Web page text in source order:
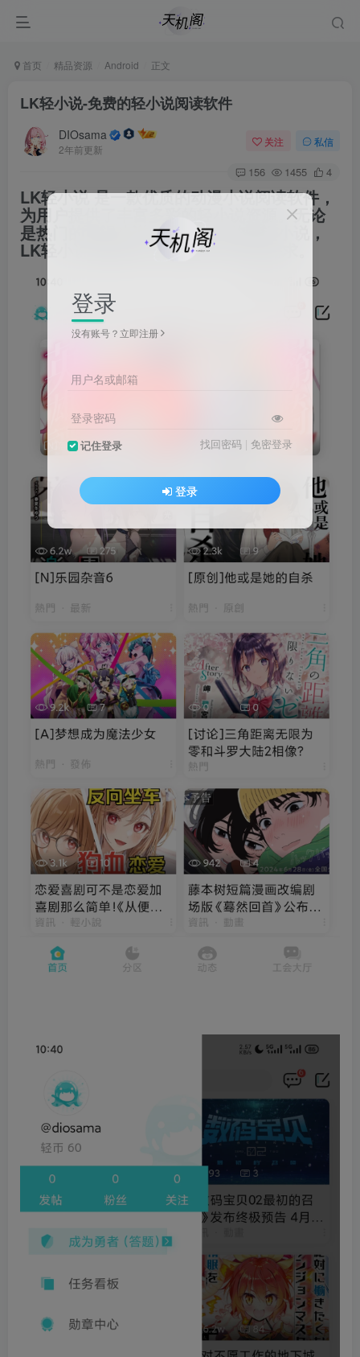
首页 精品资源 Android 正文
LK轻小说-免费的轻小说阅读软件
DIOsama
2年前更新
关注 私信
156 1455 4
LK轻小说是一款优质的动漫小说阅读软件，
为用户提供了丰富多彩的轻小说资源。无论
是热门的日漫小说，还是经典的国漫小说，
LK轻小说都能满足动漫迷们的阅读需求。
登录
没有账号？立即注册
用户名或邮箱
登录密码
记住登录 找回密码 | 免密登录
登录